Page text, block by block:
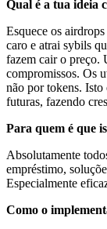
Qual é a tua ideia
Esquece os
caro e atrai sybils
fazem cair o preço.
compromissos. Os
não por tokens. Isto
futuras, fazendo
Para quem é que
Absolutamente
empréstimo,
Especialmente
Como o